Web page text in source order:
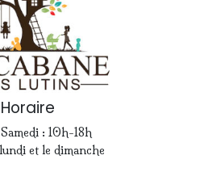
Horaire
: 10h-18h
et le dimanche